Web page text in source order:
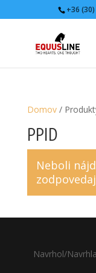
+36
Domov/
PPID
Neboli
Navrhol/Navrhla